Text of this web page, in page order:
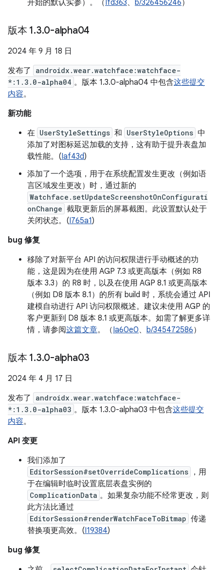
开始的默认实参）。（Ifd363、 b/326456246）
版本 1.3.0-alpha04
2024 年 9 月 18 日
发布了
androidx.wear.watchface:watchface-
*:1.3.0-alpha04 。版本 1.3.0-alpha04 中包含这些提交
内容。
新功能
在 UserStyleSettings 和 UserStyleOptions 中
添加了对图标延迟加载的支持，这有助于提升表盘加
载性能。(Iaf43d)
添加了一个选项，用于在系统配置发生更改（例如语
言区域发生更改）时，通过新的
Watchface.setUpdateScreenshotOnConfigurati
onChange 截取更新后的屏幕截图。此设置默认处于
关闭状态。(I765a1)
bug 修复
移除了对新平台 API 的访问权限进行手动概述的功
能，这是因为在使用 AGP 7.3 或更高版本（例如 R8
版本 3.3）的 R8 时，以及在使用 AGP 8.1 或更高版本
（例如 D8 版本 8.1）的所有 build 时，系统会通过 API
建模自动进行 API 访问权限概述。建议未使用 AGP 的
客户更新到 D8 版本 8.1 或更高版本。如需了解更多详
情，请参阅这篇文章。（Ia60e0、 b/345472586）
版本 1.3.0-alpha03
2024 年 4 月 17 日
发布了
androidx.wear.watchface:watchface-
*:1.3.0-alpha03 。版本 1.3.0-alpha03 中包含这些提交
内容。
API 变更
我们添加了
EditorSession#setOverrideComplications
，用
于在编辑时临时设置底层表盘实例的
ComplicationData 。如果复杂功能不经常更改，则
此方法比通过
EditorSession#renderWatchFaceToBitmap 传递
替换项更高效。(I19384)
bug 修复